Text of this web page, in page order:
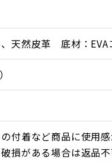
をもった、健康の
、久留米大学陸上
データと運動靴製造
以来受け継いできた
を搭載した「TRシ
天然皮革 底材：EVA
付着など商品に使用
損がある場合は返品